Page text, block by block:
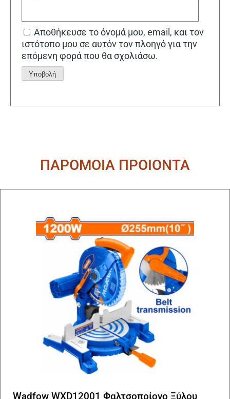
Αποθήκευσε το όνομά μου, email, και τον
ιστότοπο μου σε αυτόν τον πλοηγό για την
επόμενη φορά που θα σχολιάσω.
ΠΑΡΟΜΟΙΑ ΠΡΟΙΟΝΤΑ
Wadfow WXD12001 Φαλτσοπρίονο Ξύλου